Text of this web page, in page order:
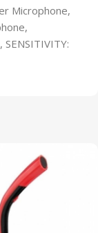
Microphone,
SENSITIVITY: